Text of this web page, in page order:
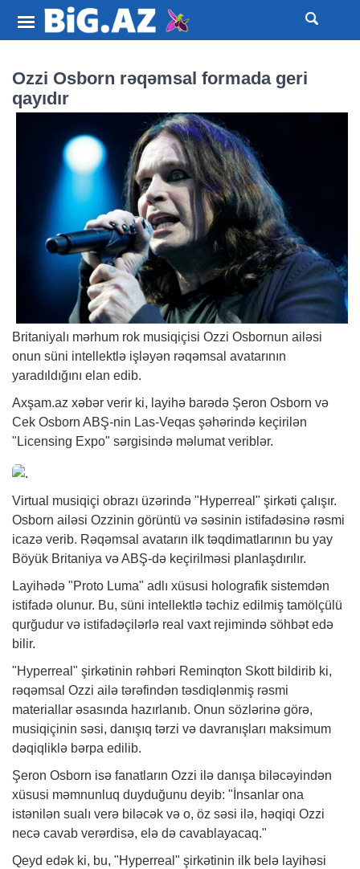
Ozzi Osborn rəqəmsal formada geri
qayıdır
Britaniyalı mərhum rok musiqiçisi Ozzi Osbornun ailəsi
onun süni intellektlə işləyən rəqəmsal avatarının
yaradıldığını elan edib.
Axşam.az xəbər verir ki, layihə barədə Şeron Osborn və
Cek Osborn ABŞ-nin Las-Veqas şəhərində keçirilən
"Licensing Expo" sərgisində məlumat veriblər.
Virtual musiqiçi obrazı üzərində "Hyperreal" şirkəti çalışır.
Osborn ailəsi Ozzinin görüntü və səsinin istifadəsinə rəsmi
icazə verib. Rəqəmsal avatarın ilk təqdimatlarının bu yay
Böyük Britaniya və ABŞ-də keçirilməsi planlaşdırılır.
Layihədə "Proto Luma" adlı xüsusi holografik sistemdən
istifadə olunur. Bu, süni intellektlə təchiz edilmiş tamölçülü
qurğudur və istifadəçilərlə real vaxt rejimində söhbət edə
bilir.
"Hyperreal" şirkətinin rəhbəri Reminqton Skott bildirib ki,
rəqəmsal Ozzi ailə tərəfindən təsdiqlənmiş rəsmi
materiallar əsasında hazırlanıb. Onun sözlərinə görə,
musiqiçinin səsi, danışıq tərzi və davranışları maksimum
dəqiqliklə bərpa edilib.
Şeron Osborn isə fanatların Ozzi ilə danışa biləcəyindən
xüsusi məmnunluq duyduğunu deyib: "İnsanlar ona
istənilən sualı verə biləcək və o, öz səsi ilə, həqiqi Ozzi
necə cavab verərdisə, elə də cavablayacaq."
Qeyd edək ki, bu, "Hyperreal" şirkətinin ilk belə layihəsi